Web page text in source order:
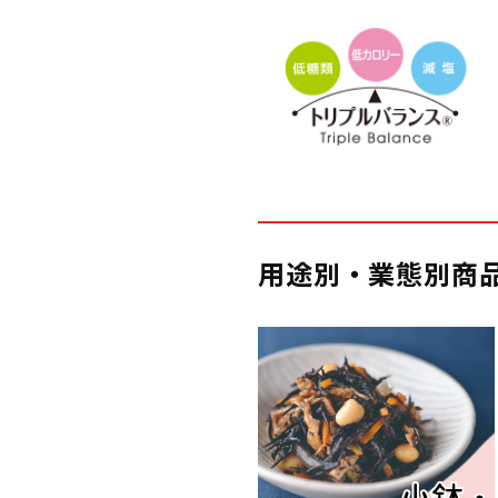
用途別・業態別商